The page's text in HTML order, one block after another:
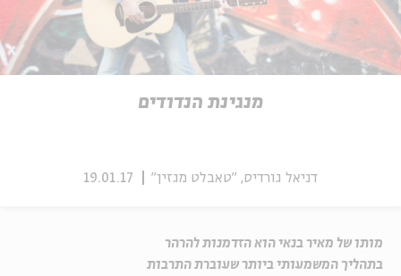
אנגלית
מנגינת הנדודים
דניאל גורדיס, "טאבלט מגזין" 19.01.17
מותו של מאיר בנאי הוא הזדמנות להרהר
בתהליך המשמעותי ביותר שעוברת התרבות